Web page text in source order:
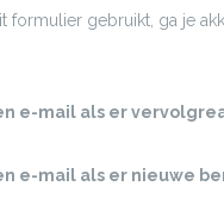
formulier gebruikt, ga je
e-mail als er
e-mail als er nieuwe